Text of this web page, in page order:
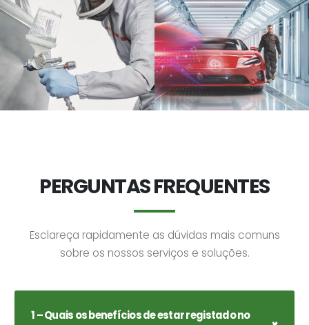
PERGUNTAS FREQUENTES
Esclareça rapidamente as dúvidas mais comuns
sobre os nossos serviços e soluções.
1 – Quais os benefícios de estar registado no